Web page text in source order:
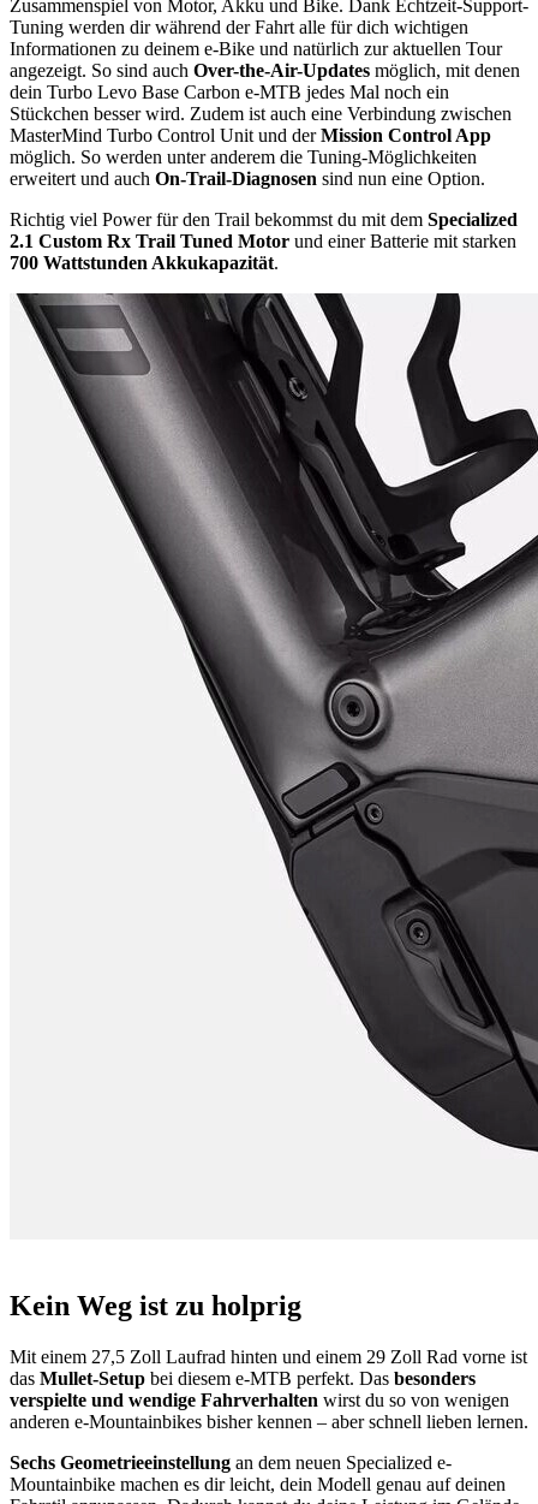
Zusammenspiel von Motor, Akku und Bike. Dank Echtzeit-Support-
Tuning werden dir während der Fahrt alle für dich wichtigen
Informationen zu deinem e-Bike und natürlich zur aktuellen Tour
angezeigt. So sind auch Over-the-Air-Updates möglich, mit denen
dein Turbo Levo Base Carbon e-MTB jedes Mal noch ein
Stückchen besser wird. Zudem ist auch eine Verbindung zwischen
MasterMind Turbo Control Unit und derMission Control App
möglich. So werden unter anderem die Tuning-Möglichkeiten
erweitert und auch On-Trail-Diagnosen sind nun eine Option.
Richtig viel Power für den Trail bekommst du mit dem Specialized
2.1 Custom Rx Trail Tuned Motor und einer Batterie mit starken
700 Wattstunden Akkukapazität.
Kein Weg ist zu holprig
Mit einem 27,5 Zoll Laufrad hinten und einem 29 Zoll Rad vorne ist
das Mullet-Setup bei diesem e-MTB perfekt. Das besonders
verspielte und wendige Fahrverhalten wirst du so von wenigen
anderen e-Mountainbikes bisher kennen – aber schnell lieben lernen.
Sechs Geometrieeinstellung an dem neuen Specialized e-
Mountainbike machen es dir leicht, dein Modell genau auf deinen